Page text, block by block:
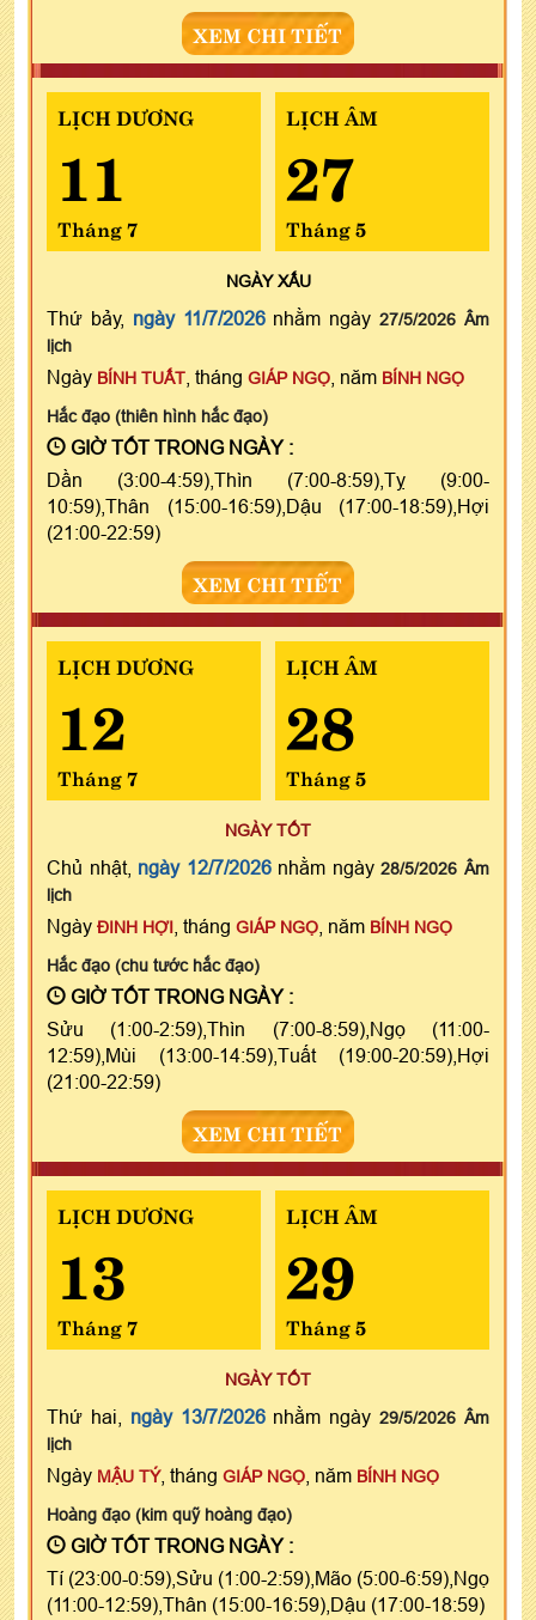
XEM CHI TIẾT
LỊCH DƯƠNG
11
Tháng 7
LỊCH ÂM
27
Tháng 5
NGÀYXẤU
Thứ bảy, ngày 11/7/2026nhằm ngày27/5/2026 Âm
lịch
Ngày BÍNH TUẤT , tháng GIÁP NGỌ , năm BÍNH NGỌ
Hắc đạo (thiên hình hắc đạo)
GIỜ TỐT TRONG NGÀY :
Dần (3:00-4:59),Thìn (7:00-8:59),Tỵ (9:00-
10:59),Thân (15:00-16:59),Dậu (17:00-18:59),Hợi
(21:00-22:59)
XEM CHI TIẾT
LỊCH DƯƠNG
12
Tháng 7
LỊCH ÂM
28
Tháng 5
NGÀY TỐT
Chủ nhật, ngày 12/7/2026nhằm ngày28/5/2026 Âm
lịch
Ngày ĐINH HỢI , tháng GIÁP NGỌ , năm BÍNH NGỌ
Hắc đạo (chu tước hắc đạo)
GIỜ TỐT TRONG NGÀY :
Sửu (1:00-2:59),Thìn (7:00-8:59),Ngọ (11:00-
12:59),Mùi (13:00-14:59),Tuất (19:00-20:59),Hợi
(21:00-22:59)
XEM CHI TIẾT
LỊCH DƯƠNG
13
Tháng 7
LỊCH ÂM
29
Tháng 5
NGÀY TỐT
Thứ hai, ngày 13/7/2026nhằm ngày29/5/2026 Âm
lịch
Ngày MẬU TÝ, tháng GIÁP NGỌ , năm BÍNH NGỌ
Hoàng đạo (kim quỹ hoàng đạo)
GIỜ TỐT TRONG NGÀY :
Tí (23:00-0:59),Sửu (1:00-2:59),Mão (5:00-6:59),Ngọ
(11:00-12:59),Thân (15:00-16:59),Dậu (17:00-18:59)